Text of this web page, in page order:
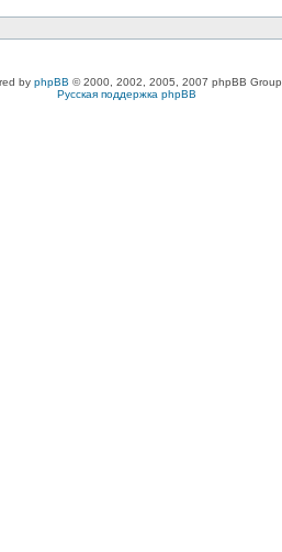
by phpBB © 2000, 2002, 2005, 2007 phpBB Group
Русская поддержка phpBB